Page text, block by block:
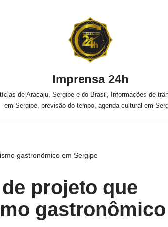
Imprensa 24h
de Aracaju, Sergipe e do Brasil, Informações de
em Sergipe, previsão do tempo, agenda cultural em
gastronômico em Sergipe
projeto que
gastronômico